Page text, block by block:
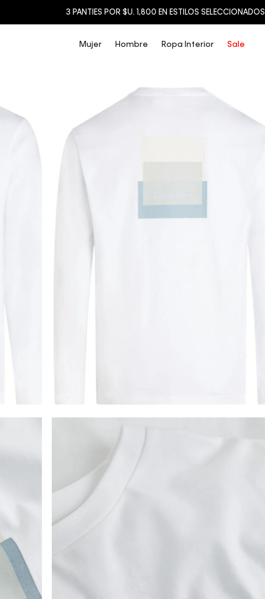
3 PANTIES POR $U. 1,800 EN ESTILOS SELECCIONADOS
Mujer Hombre Ropa Interior Sale